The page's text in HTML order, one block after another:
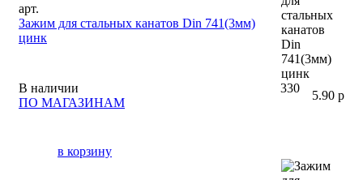
арт.
Зажим для стальных канатов Din 741(3мм)
цинк
В наличии
330
ПО МАГАЗИНАМ
5.90 р
в корзину